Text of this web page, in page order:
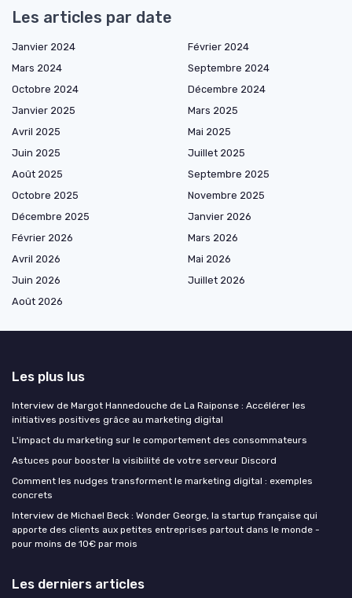
Les articles par date
Janvier 2024
Février 2024
Mars 2024
Septembre 2024
Octobre 2024
Décembre 2024
Janvier 2025
Mars 2025
Avril 2025
Mai 2025
Juin 2025
Juillet 2025
Août 2025
Septembre 2025
Octobre 2025
Novembre 2025
Décembre 2025
Janvier 2026
Février 2026
Mars 2026
Avril 2026
Mai 2026
Juin 2026
Juillet 2026
Août 2026
Les plus lus
Interview de Margot Hannedouche de La Raiponse : Accélérer les
initiatives positives grâce au marketing digital
L'impact du marketing sur le comportement des consommateurs
Astuces pour booster la visibilité de votre serveur Discord
Comment les nudges transforment le marketing digital : exemples
concrets
Interview de Michael Beck : Wonder George, la startup française qui
apporte des clients aux petites entreprises partout dans le monde -
pour moins de 10€ par mois
Les derniers articles